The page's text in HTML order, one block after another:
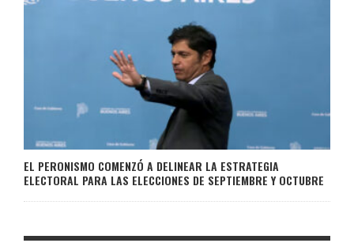
EL PERONISMO COMENZÓ A DELINEAR LA ESTRATEGIA
ELECTORAL PARA LAS ELECCIONES DE SEPTIEMBRE Y OCTUBRE